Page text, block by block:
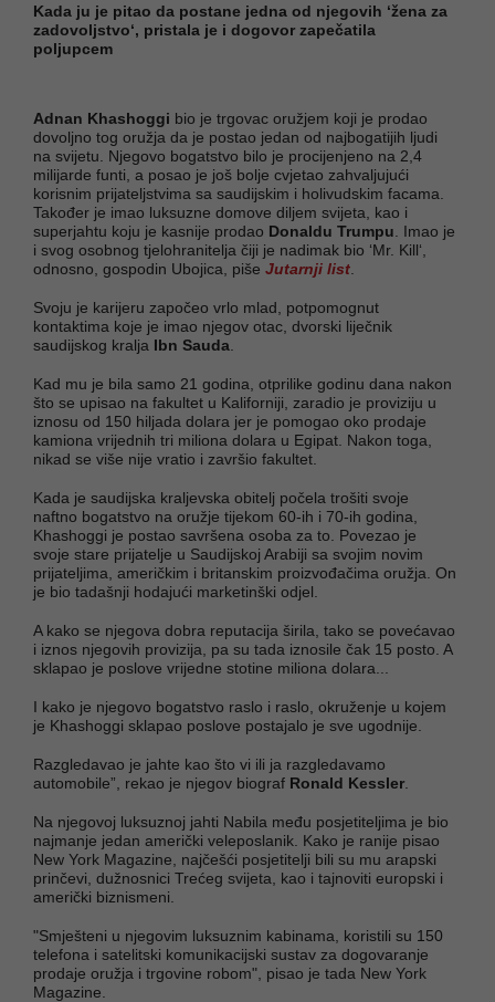
Kada ju je pitao da postane jedna od njegovih ‘žena za
zadovoljstvo‘, pristala je i dogovor zapečatila
poljupcem
Adnan Khashoggi bio je trgovac oružjem koji je prodao
dovoljno tog oružja da je postao jedan od najbogatijih ljudi
na svijetu. Njegovo bogatstvo bilo je procijenjeno na 2,4
milijarde funti, a posao je još bolje cvjetao zahvaljujući
korisnim prijateljstvima sa saudijskim i holivudskim facama.
Također je imao luksuzne domove diljem svijeta, kao i
superjahtu koju je kasnije prodao Donaldu Trumpu . Imao je
i svog osobnog tjelohranitelja čiji je nadimak bio ‘Mr. Kill‘,
odnosno, gospodin Ubojica, piše Jutarnji list
Svoju je karijeru započeo vrlo mlad, potpomognut
kontaktima koje je imao njegov otac, dvorski liječnik
saudijskog kralja Ibn Sauda
Kad mu je bila samo 21 godina, otprilike godinu dana nakon
što se upisao na fakultet u Kaliforniji, zaradio je proviziju u
iznosu od 150 hiljada dolara jer je pomogao oko prodaje
kamiona vrijednih tri miliona dolara u Egipat. Nakon toga,
nikad se više nije vratio i završio fakultet.
Kada je saudijska kraljevska obitelj počela trošiti svoje
naftno bogatstvo na oružje tijekom 60-ih i 70-ih godina,
Khashoggi je postao savršena osoba za to. Povezao je
svoje stare prijatelje u Saudijskoj Arabiji sa svojim novim
prijateljima, američkim i britanskim proizvođačima oružja. On
je bio tadašnji hodajući marketinški odjel.
A kako se njegova dobra reputacija širila, tako se povećavao
i iznos njegovih provizija, pa su tada iznosile čak 15 posto. A
sklapao je poslove vrijedne stotine miliona dolara...
I kako je njegovo bogatstvo raslo i raslo, okruženje u kojem
je Khashoggi sklapao poslove postajalo je sve ugodnije.
Razgledavao je jahte kao što vi ili ja razgledavamo
automobile”, rekao je njegov biograf Ronald Kessler
Na njegovoj luksuznoj jahti Nabila među posjetiteljima je bio
najmanje jedan američki veleposlanik. Kako je ranije pisao
New York Magazine, najčešći posjetitelji bili su mu arapski
prinčevi, dužnosnici Trećeg svijeta, kao i tajnoviti europski i
američki biznismeni.
"Smješteni u njegovim luksuznim kabinama, koristili su 150
telefona i satelitski komunikacijski sustav za dogovaranje
prodaje oružja i trgovine robom", pisao je tada New York
Magazine.